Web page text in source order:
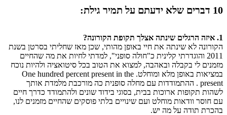
10 דברים שלא ידעתם על תמיר גילת:
1. איזה הרגלים שינתה אצלך תקופת הקורונה?
הקורונה לא שינתה את חיי באופן מהותי, שכן מאז שחליתי בסרטן בשנת
2011 והוגדרתי קלינית כ"חולה סופני", למדתי לחיות את מה שהחיים
מזמנים לי בקבלה ובאהבה, למצוא את הטוב בכל סיטואציה ולהיות נוכח
במציאות באופן מלא ומוחלט. One hundred percent present in the
present . ההתמודדות עם מחלה סופנית כה מורכבת מלמדת אותך
לשהות תקופות ארוכות בבית, בסוגי בידוד שונים ולהתמודד כדרך חיים
עם חוסר וודאות מוחלט ועם שינויים בלתי פוסקים שהחיים מזמנים לנו,
בהכרת תודה על מה יש.